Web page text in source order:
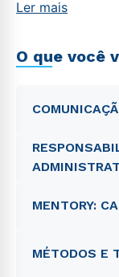
Ler mais
O que você
MENTORY:
MÉTODOS E